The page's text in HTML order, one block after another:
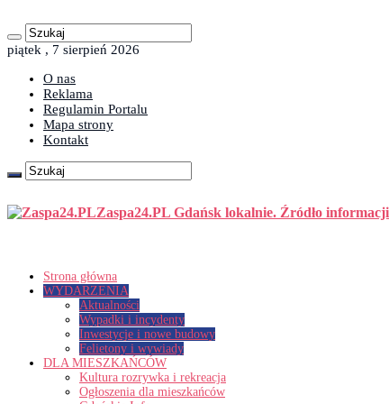
piątek , 7 sierpień 2026
O nas
Reklama
Regulamin Portalu
Mapa strony
Kontakt
Zaspa24.PL Gdańsk lokalnie. Źródło
Strona główna
WYDARZENIA
Aktualności
Wypadki i incydenty
Inwestycje i nowe budowy
Felietony i wywiady
DLA MIESZKAŃCÓW
Kultura rozrywka i rekreacja
Ogłoszenia dla mieszkańców